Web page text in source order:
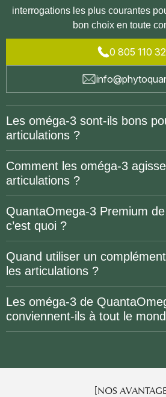
interrogations les plus courantes
bon choix en toute
0 805 110
Les oméga-3 sont-ils bons
articulations ?
Comment les oméga-3
articulations ?
QuantaOmega-3 Premium
c’est quoi ?
Quand utiliser un
les articulations ?
Les oméga-3 de
conviennent-ils à tout le
[NOS